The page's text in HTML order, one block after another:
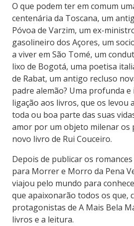
O que podem ter em comum
centenária da Toscana, um
Póvoa de Varzim, um ex-
gasolineiro dos Açores, um
a viver em São Tomé, um
lixo de Bogotá, uma poetisa
de Rabat, um antigo recluso
padre alemão? Uma profunda
ligação aos livros, que os levou
toda ou boa parte das suas
amor por um objeto milenar os
novo livro de Rui Couceiro.
Depois de publicar os
para Morrer e Morro da Pena
viajou pelo mundo para
que apaixonarão todos os que,
protagonistas de A Mais Bela
livros e a leitura.